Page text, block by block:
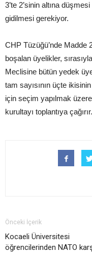
3’te 2’sinin altına
gidilmesi gerekiyor.
CHP Tüzüğü’nde Madde
boşalan üyelikler,
Meclisine bütün yedek
tam sayısının üçte
için seçim yapılmak
kurultayı toplantıya
Önceki İçerik
Kocaeli Üniversitesi
öğrencilerinden NATO